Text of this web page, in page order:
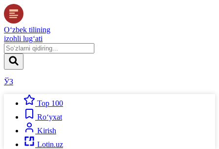
O‘zbek tilining
izohli lug‘ati
ЎЗ
Top 100
Ro‘yxat
Kirish
Lotin.uz